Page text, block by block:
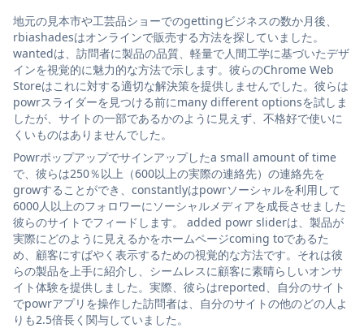
地元の見本市や工芸品ショーでのgettingビジネスの数か月後、
rbiashadesはオンラインで販売する方法を探していました。
wantedは、訪問者に製品の品質、軽量で人間工学に基づいたデザ
インを視覚的に魅力的な方法で示します。彼らのChrome Web
Storeはこれに対する適切な解決策を提供しませんでした。彼らは
powrスライダーを見つける前にmany different optionsを試しま
したが、サイトの一部であるかのように見えず、不格好で使いに
くいものはありませんでした。
Powrポップアップでサインアップしたa small amount of time
で、彼らは250％以上（600以上の実際の連絡先）の連絡先を
growすることができ、constantlyはpowrソーシャルを利用して
6000人以上のフォロワーにソーシャルメディアを成長させました
彼らのサイトでフィードします。 added powr sliderは、製品が
実際にどのように見えるかをホームページcoming toであるた
め、顧客にすばやく表示するための視覚的な方法です。それは彼
らの製品を上手に紹介し、シームレスに顧客に素晴らしいオンサ
イト体験を提供しました。実際、彼らはreported、自分のサイト
でpowrアプリを操作した訪問者は、自分のサイトの他のどの人よ
りも2.5倍長く関与していました。